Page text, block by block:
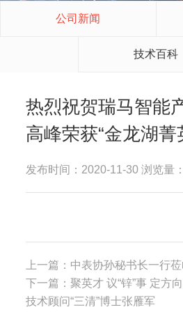
公司新闻
技术百科
热烈祝贺瑞马智能
高峰荣获“金龙湖菁
发布时间：2020-11-30 浏览量
上一篇： 中表协孙秘书长一行
下一篇： 聚英才 议“锌”事 定方
技术顾问“三清”博士张雁军